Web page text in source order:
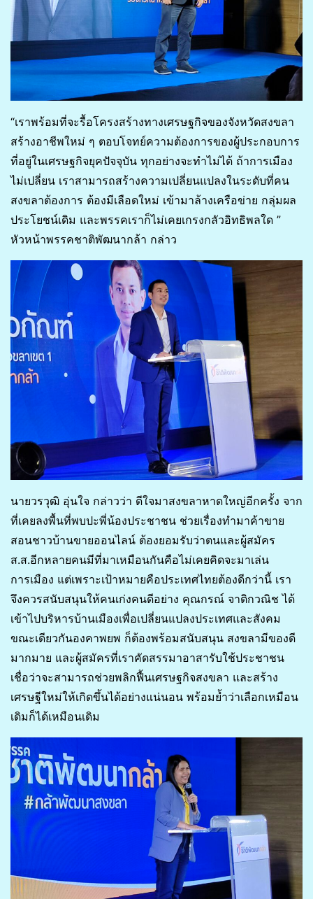
“เราพร้อมที่จะรื้อโครงสร้างทางเศรษฐกิจของจังหวัดสงขลา
สร้างอาชีพใหม่ ๆ ตอบโจทย์ความต้องการของผู้ประกอบการ
ที่อยู่ในเศรษฐกิจยุคปัจจุบัน ทุกอย่างจะทำไม่ได้ ถ้าการเมือง
ไม่เปลี่ยน เราสามารถสร้างความเปลี่ยนแปลงในระดับที่คน
สงขลาต้องการ ต้องมีเลือดใหม่ เข้ามาล้างเครือข่าย กลุ่มผล
ประโยชน์เดิม และพรรคเราก็ไม่เคยเกรงกลัวอิทธิพลใด ”
หัวหน้าพรรคชาติพัฒนากล้า กล่าว
นายวรวุฒิ อุ่นใจ กล่าวว่า ดีใจมาสงขลาหาดใหญ่อีกครั้ง จาก
ที่เคยลงพื้นที่พบปะพี่น้องประชาชน ช่วยเรื่องทำมาค้าขาย
สอนชาวบ้านขายออนไลน์ ต้องยอมรับว่าตนและผู้สมัคร
ส.ส.อีกหลายคนมีที่มาเหมือนกันคือไม่เคยคิดจะมาเล่น
การเมือง แต่เพราะเป้าหมายคือประเทศไทยต้องดีกว่านี้ เรา
จึงควรสนับสนุนให้คนเก่งคนดีอย่าง คุณกรณ์ จาติกวณิช ได้
เข้าไปบริหารบ้านเมืองเพื่อเปลี่ยนแปลงประเทศและสังคม
ขณะเดียวกันองคาพยพ ก็ต้องพร้อมสนับสนุน สงขลามีของดี
มากมาย และผู้สมัครที่เราคัดสรรมาอาสารับใช้ประชาชน
เชื่อว่าจะสามารถช่วยพลิกฟื้นเศรษฐกิจสงขลา และสร้าง
เศรษฐีใหม่ให้เกิดขึ้นได้อย่างแน่นอน พร้อมย้ำว่าเลือกเหมือน
เดิมก็ได้เหมือนเดิม